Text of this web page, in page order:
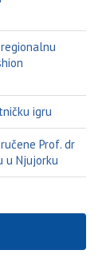
igru
Prof. dr
u Njujorku